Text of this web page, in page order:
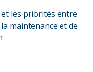
les priorités entre
maintenance et de